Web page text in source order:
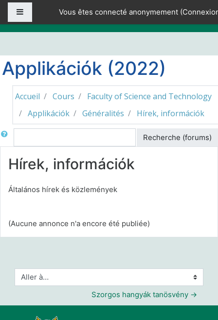
Passer au contenu principal
Panneau latéralVous êtes connecté anonymement (
Applikációk (2022)
Accueil Cours
Faculty of Science and Technology
Applikációk
Généralités Hírek, információk
Rechercher Recherche (forums)
Hírek, információk
Általános hírek és közlemények
(Aucune annonce n'a encore été publiée)
Aller à…
Szorgos hangyák tanösvény →